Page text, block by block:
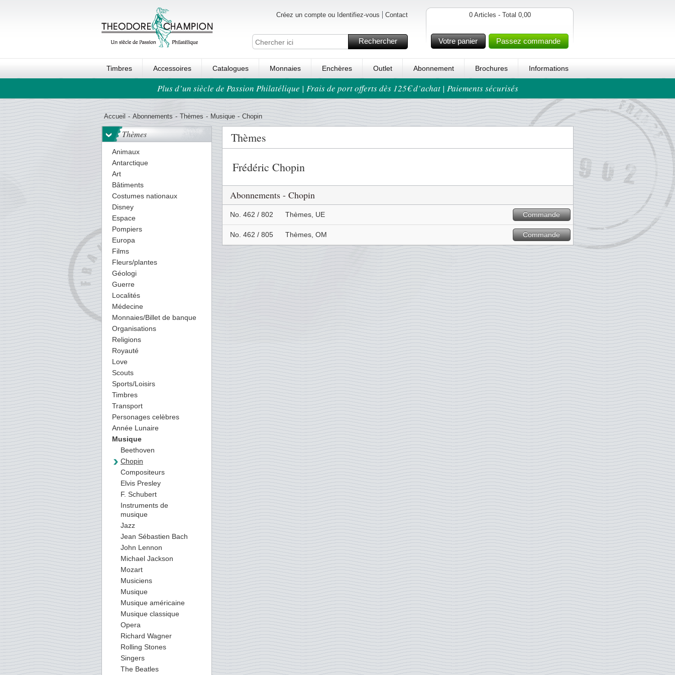
Créez un compte ou Identifiez-vous Contact
Rechercher
0 Articles - Total 0,00
Votre panier Passez commande
Timbres Accessoires Catalogues Monnaies Enchères Outlet Abonnement Brochures Informations
Ordre au panierPlus d’un siècle de Passion Philatélique | Frais de port offerts dès 125€ d’achat | Paiements sécurisés
Accueil - Abonnements - Thèmes - Musique - Chopin
Thèmes
Animaux
Antarctique
Art
Bâtiments
Costumes nationaux
Disney
Espace
Pompiers
Europa
Films
Fleurs/plantes
Géologi
Guerre
Localités
Médecine
Monnaies/Billet de banque
Organisations
Religions
Royauté
Love
Scouts
Sports/Loisirs
Timbres
Transport
Personages celèbres
Année Lunaire
Musique
Beethoven
Chopin
Compositeurs
Elvis Presley
F. Schubert
Instruments de
musique
Jazz
Jean Sébastien Bach
John Lennon
Michael Jackson
Mozart
Musiciens
Musique
Musique américaine
Musique classique
Opera
Richard Wagner
Rolling Stones
Singers
The Beatles
Thèmes
Frédéric Chopin
Abonnements - Chopin
No. 462 / 802 Thèmes, UE Commande
No. 462 / 805 Thèmes, OM Commande